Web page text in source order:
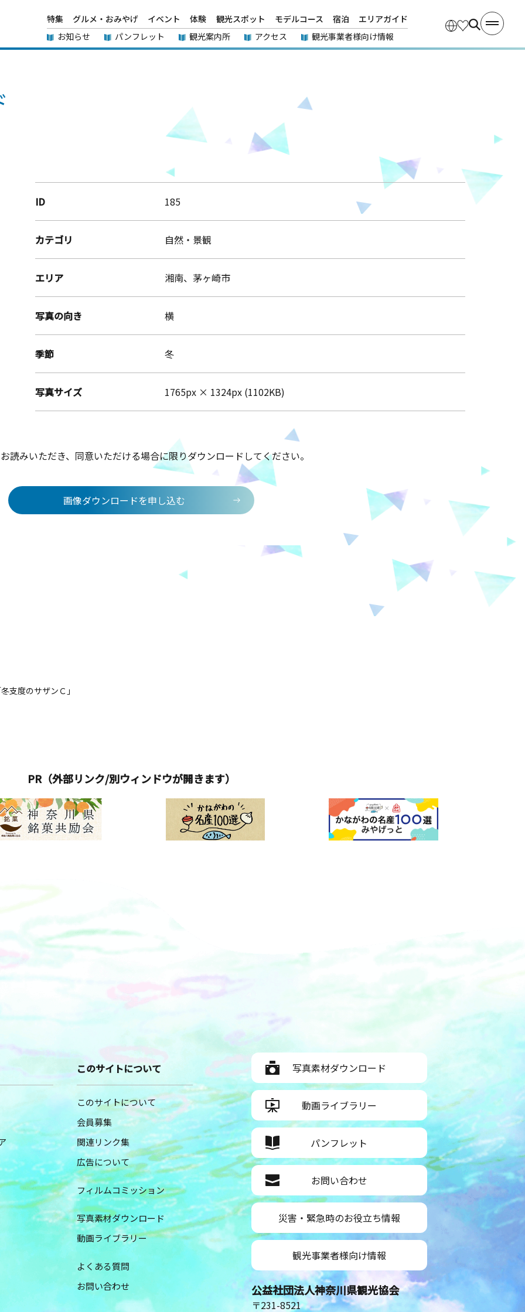
特集 グルメ・おみやげ イベント 体験 観光スポット モデルコース 宿泊
エリアガイド
お知らせ
パンフレット 観光案内所 アクセス 観光事業者様向け情報
ID 185
カテゴリ 自然・景観
エリア 湘南、茅ヶ崎市
写真の向き 横
季節 冬
写真サイズ 1765px × 1324px (1102KB)
読みいただき、同意いただける場合に限りダウンロードしてください。
画像ダウンロードを申し込む
支度のサザンＣ」
PR（外部リンク/別ウィンドウが開きます）
このサイトについて
このサイトについて
会員募集
関連リンク集
広告について
フィルムコミッション
写真素材ダウンロード
動画ライブラリー
よくある質問
お問い合わせ
写真素材ダウンロード
動画ライブラリー
パンフレット
お問い合わせ
災害・緊急時のお役立ち情報
観光事業者様向け情報
公益社団法人神奈川県観光協会
〒231-8521